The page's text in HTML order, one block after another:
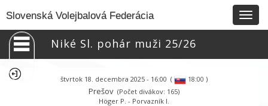
Slovenská Volejbalová Federácia
Niké Sl. pohár muži 25/26
štvrtok 18. decembra 2025 - 16:00 ( 18:00 )
Prešov (Počet divákov: 165)
Höger P. - Porvazník I.